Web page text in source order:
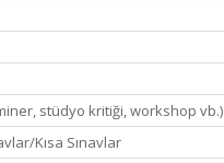
stüdyo kritiği, workshop vb.)
Kısa Sınavlar